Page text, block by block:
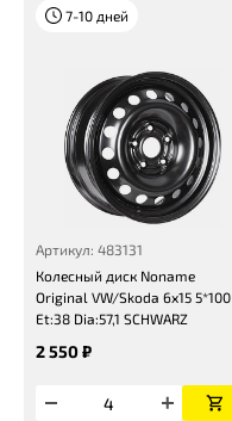
7-10 дней
Артикул: 483131
Колесный диск Noname
Original VW/Skoda 6x15 5*100
Et:38 Dia:57,1 SCHWARZ
2 550 ₽